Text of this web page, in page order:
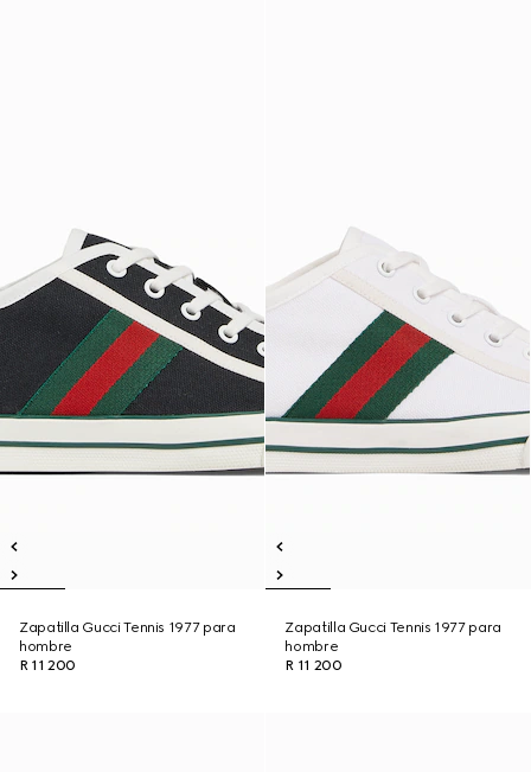
Zapatilla Gucci Tennis 1977 para
hombre
R 11 200
Zapatilla Gucci Tennis 1977 para
hombre
R 11 200